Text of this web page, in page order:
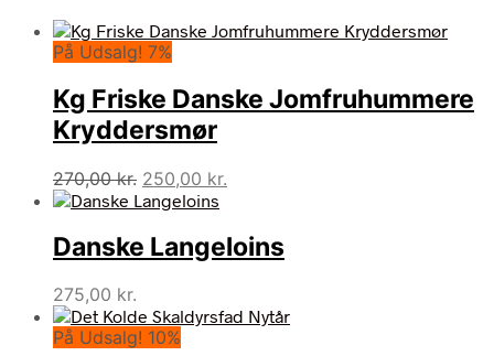
På Udsalg! 7%
Kg Friske Danske Jomfruhummere
Kryddersmør
270,00kr. Den
oprindelige
var:
270,00 kr..
250,00 kr.
er:
250,00 kr..
Danske Langeloins
275,00 kr.
På Udsalg! 10%